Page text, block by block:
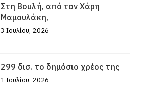
Στη Βουλή, από τον Χάρη
Μαμουλάκη,
3 Ιουλίου, 2026
299 δισ. το δημόσιο χρέος της
1 Ιουλίου, 2026